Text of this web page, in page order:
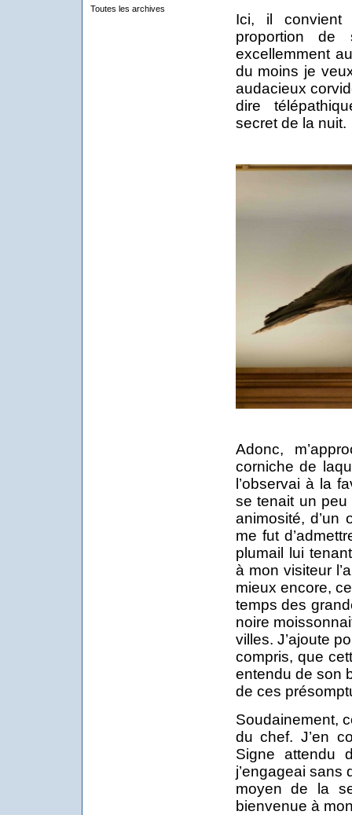
Toutes les archives
Ici, il
proportion de
excellemment
du moins je
audacieux
dire
secret de la nuit.
Adonc,
corniche de
l’observai à la
se tenait un
animosité,
me fut
plumail lui
à mon visiteur
mieux encore,
temps des
noire
villes. J’ajoute
compris, que
entendu de son
de ces
Soudainement,
du chef. J’en
Signe attendu
j’engageai sans
moyen de la
bienvenue à